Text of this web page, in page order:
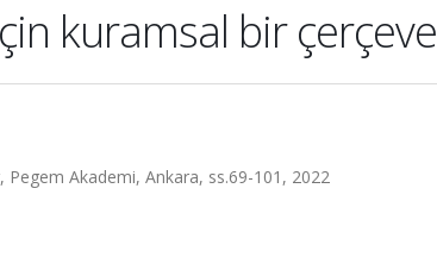
kuramsal bir çerçeve
Pegem Akademi, Ankara, ss.69-101, 2022